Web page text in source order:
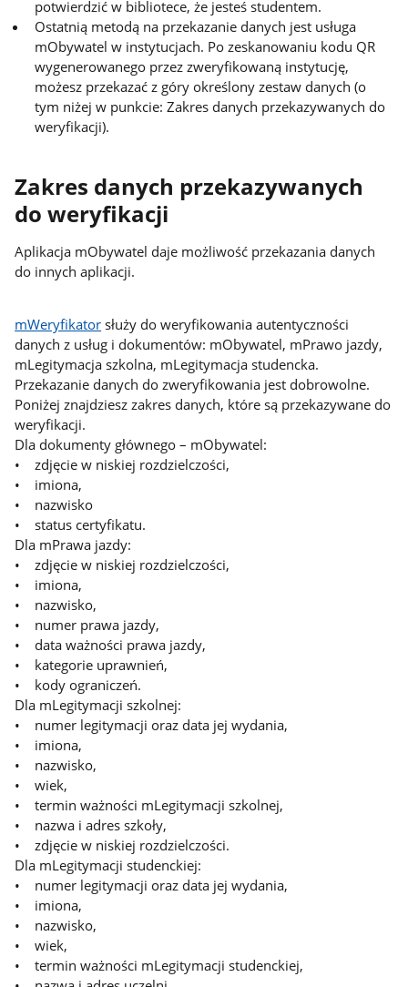
potwierdzić w bibliotece, że jesteś studentem.
Ostatnią metodą na przekazanie danych jest usługa
mObywatel w instytucjach. Po zeskanowaniu kodu QR
wygenerowanego przez zweryfikowaną instytucję,
możesz przekazać z góry określony zestaw danych (o
tym niżej w punkcie: Zakres danych przekazywanych do
weryfikacji).
Zakres danych przekazywanych
do weryfikacji
Aplikacja mObywatel daje możliwość przekazania danych
do innych aplikacji.
mWeryfikator służy do weryfikowania autentyczności
danych z usług i dokumentów: mObywatel, mPrawo jazdy,
mLegitymacja szkolna, mLegitymacja studencka.
Przekazanie danych do zweryfikowania jest dobrowolne.
Poniżej znajdziesz zakres danych, które są przekazywane do
weryfikacji.
Dla dokumenty głównego – mObywatel:
• zdjęcie w niskiej rozdzielczości,
• imiona,
• nazwisko
• status certyfikatu.
Dla mPrawa jazdy:
• zdjęcie w niskiej rozdzielczości,
• imiona,
• nazwisko,
• numer prawa jazdy,
• data ważności prawa jazdy,
• kategorie uprawnień,
• kody ograniczeń.
Dla mLegitymacji szkolnej:
• numer legitymacji oraz data jej wydania,
• imiona,
• nazwisko,
• wiek,
• termin ważności mLegitymacji szkolnej,
• nazwa i adres szkoły,
• zdjęcie w niskiej rozdzielczości.
Dla mLegitymacji studenckiej:
• numer legitymacji oraz data jej wydania,
• imiona,
• nazwisko,
• wiek,
• termin ważności mLegitymacji studenckiej,